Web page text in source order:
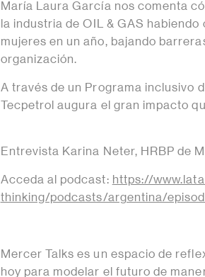
María Laura García nos comenta
la industria de OIL & GAS
mujeres en un año, bajando
organización.
A través de un Programa inclusivo
Tecpetrol augura el gran impacto
Entrevista Karina Neter, HRBP de
Acceda al podcast: https://
thinking/podcasts/argentina/
Mercer Talks es un espacio de
hoy para modelar el futuro de